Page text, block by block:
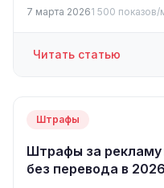
7 марта 20261 500
Читать статью
Штрафы
Штрафы за рекламу
без перевода в